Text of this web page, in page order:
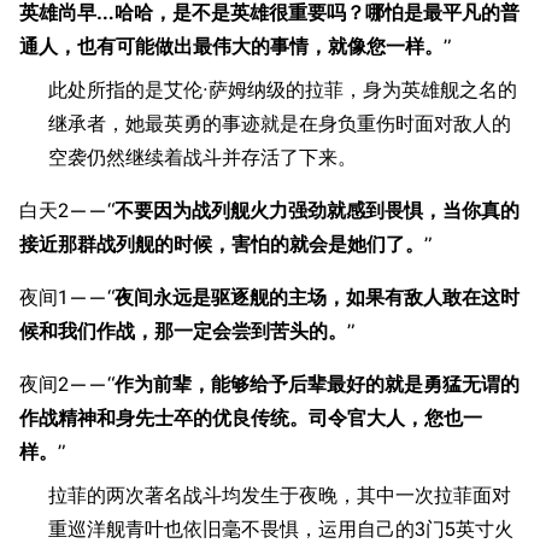
英雄尚早…哈哈，是不是英雄很重要吗？哪怕是最平凡的普
通人，也有可能做出最伟大的事情，就像您一样。 ”
此处所指的是艾伦·萨姆纳级的拉菲，身为英雄舰之名的
继承者，她最英勇的事迹就是在身负重伤时面对敌人的
空袭仍然继续着战斗并存活了下来。
白天2——“不要因为战列舰火力强劲就感到畏惧，当你真的
接近那群战列舰的时候，害怕的就会是她们了。 ”
夜间1——“夜间永远是驱逐舰的主场，如果有敌人敢在这时
候和我们作战，那一定会尝到苦头的。 ”
夜间2——“作为前辈，能够给予后辈最好的就是勇猛无谓的
作战精神和身先士卒的优良传统。司令官大人，您也一
样。 ”
拉菲的两次著名战斗均发生于夜晚，其中一次拉菲面对
重巡洋舰青叶也依旧毫不畏惧，运用自己的3门5英寸火